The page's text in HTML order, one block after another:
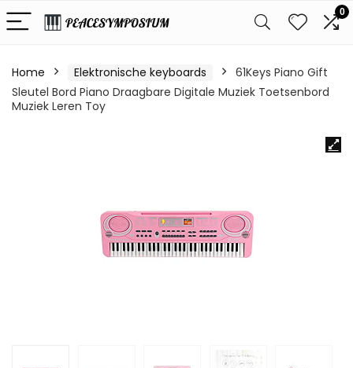
0
Home Elektronische keyboards
61Keys Piano Gift
Sleutel Bord Piano Draagbare Digitale Muziek Toetsenbord
Muziek Leren Toy